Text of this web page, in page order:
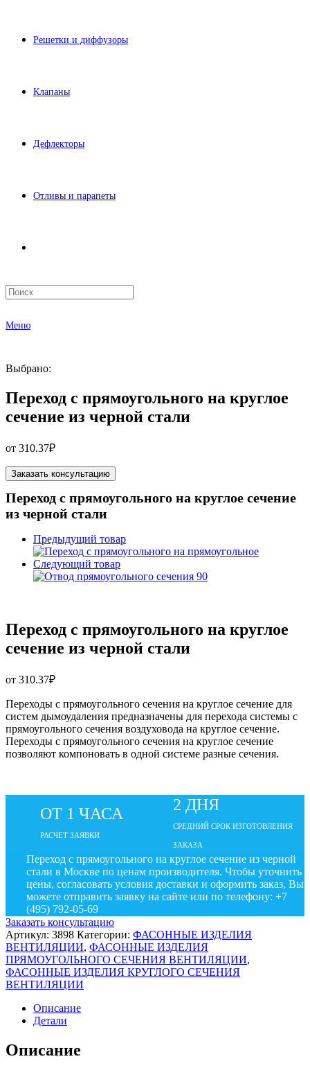
Решетки и диффузоры
Клапаны
Дефлекторы
Отливы и парапеты
Меню
Выбрано:
Переход с прямоугольного на круглое
сечение из черной стали
от 310.37₽
Заказать консультацию
Переход с прямоугольного на круглое сечение
из черной стали
Предыдущий товар
Следующий товар
Переход с прямоугольного на круглое
сечение из черной стали
от 310.37₽
Переходы с прямоугольного сечения на круглое сечение для
систем дымоудаления предназначены для перехода системы с
прямоугольного сечения воздуховода на круглое сечение.
Переходы с прямоугольного сечения на круглое сечение
позволяют компоновать в одной системе разные сечения.
ОТ 1 ЧАСА
РАСЧЕТ ЗАЯВКИ
2 ДНЯ
СРЕДНИЙ СРОК ИЗГОТОВЛЕНИЯ
ЗАКАЗА
Переход с прямоугольного на круглое сечение из черной
стали в Москве по ценам производителя. Чтобы уточнить
цены, согласовать условия доставки и оформить заказ, Вы
можете отправить заявку на сайте или по телефону: +7
(495) 792-05-69
Заказать консультацию
Артикул: 3898 Категории: ФАСОННЫЕ ИЗДЕЛИЯ
ВЕНТИЛЯЦИИ, ФАСОННЫЕ ИЗДЕЛИЯ
ПРЯМОУГОЛЬНОГО СЕЧЕНИЯ ВЕНТИЛЯЦИИ,
ФАСОННЫЕ ИЗДЕЛИЯ КРУГЛОГО СЕЧЕНИЯ
ВЕНТИЛЯЦИИ
Описание
Детали
Описание